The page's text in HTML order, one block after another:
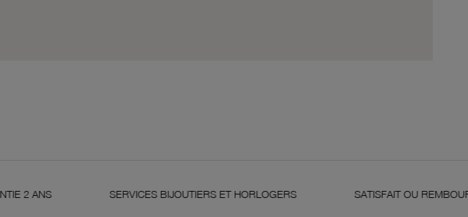
SERVICES BIJOUTIERS ET HORLOGERS SATISFAIT OU REMBOURSÉ